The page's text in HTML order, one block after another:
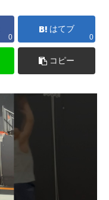
0
はてブ
0
コピー